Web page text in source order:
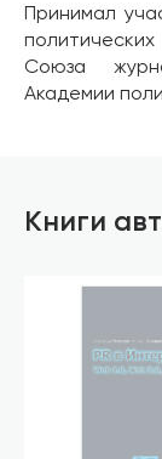
Принимал
Союза
Академии
Книги